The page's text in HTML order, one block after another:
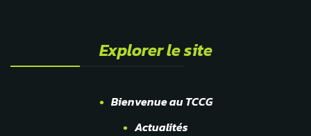
Explorer le site
Bienvenue au TCCG
Actualités